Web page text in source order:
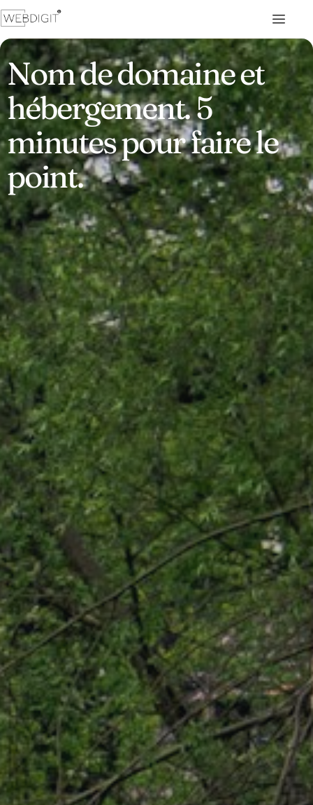
Nom de domaine et
hébergement. 5
minutes pour faire le
point.